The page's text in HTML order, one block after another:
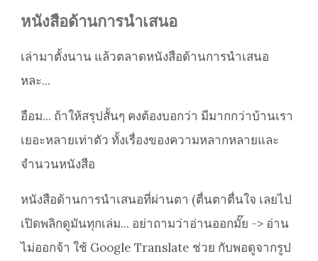
หนังสือด้านการนำเสนอ
เล่ามาตั้งนาน แล้วตลาดหนังสือด้านการนำเสนอ
หละ...
อือม... ถ้าให้สรุปสั้นๆ คงต้องบอกว่า มีมากกว่าบ้านเรา
เยอะหลายเท่าตัว ทั้งเรื่องของความหลากหลายและ
จำนวนหนังสือ
หนังสือด้านการนำเสนอที่ผ่านตา (ตื่นตาตื่นใจ เลยไป
เปิดพลิกดูมันทุกเล่ม... อย่าถามว่าอ่านออกมั๊ย -> อ่าน
ไม่ออกจ้า ใช้ Google Translate ช่วย กับพอดูจากรูป